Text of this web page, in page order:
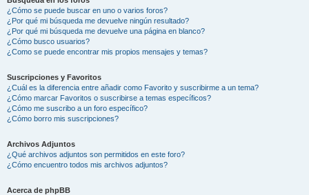
¿Cómo se puede buscar en uno o varios foros?
¿Por qué mi búsqueda me devuelve ningún resultado?
¿Por qué mi búsqueda me devuelve una página en blanco?
¿Cómo busco usuarios?
¿Como se puede encontrar mis propios mensajes y temas?
Suscripciones y Favoritos
¿Cuál es la diferencia entre añadir como Favorito y suscribirme a un tema?
¿Cómo marcar Favoritos o suscribirse a temas específicos?
¿Cómo me suscribo a un foro específico?
¿Cómo borro mis suscripciones?
Archivos Adjuntos
¿Qué archivos adjuntos son permitidos en este foro?
¿Cómo encuentro todos mis archivos adjuntos?
Acerca de phpBB